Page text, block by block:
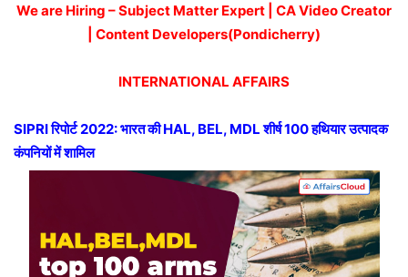
We are Hiring – Subject Matter Expert | CA Video Creator
| Content Developers(Pondicherry)
INTERNATIONAL AFFAIRS
SIPRIरिपोर्ट2022:भारत कीHAL, BEL, MDLशीर्ष100हथियार उत्पादक
कंपनियों में शामिल